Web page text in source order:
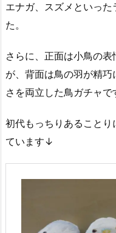
エナガ、スズメといっ
た。
さらに、正面は小鳥の
が、背面は鳥の羽が精
さを両立した鳥ガチャで
初代もっちりあること
ています↓